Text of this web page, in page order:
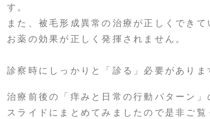
す。
また、被毛形成異常の治療が正しくでき
お薬の効果が正しく発揮されません。
診察時にしっかりと「診る」必要がありま
治療前後の「痒みと日常の行動パターン」
スライドにまとめてみましたので是非ご覧